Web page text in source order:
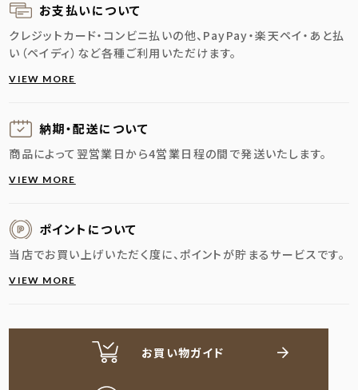
お支払いについて
クレジットカード・コンビニ払いの他、PayPay・楽天ペイ・あと払
い（ペイディ）など各種ご利用いただけます。
VIEW MORE
納期・配送に ついて
商品によって翌営業日から4営業日程の間で発送いたします。
VIEW MORE
ポイントについて
当店でお買い上げいただく度に、ポイントが貯まるサービスです。
VIEW MORE
お買い物ガイド